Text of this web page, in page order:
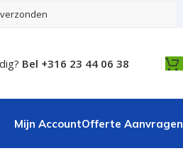
Bel +316 23 44 06 38
Mijn AccountOfferte Aanvragen